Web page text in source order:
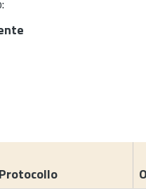
Protocollo